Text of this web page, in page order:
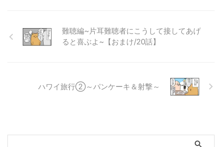
難聴編~片耳難聴者にこうして接してあげ
ると喜ぶよ~【おまけ/20話】
ハワイ旅行②～パンケーキ＆射撃～